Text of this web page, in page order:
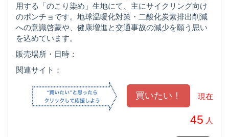
用する「のこり染め」生地にて、主にサイクリング向け
のポンチョです。地球温暖化対策・二酸化炭素排出削減
への意識啓蒙や、健康増進と交通事故の減少を願う思い
を込めています。
販売場所・日時：
関連サイト：
現在
45 人